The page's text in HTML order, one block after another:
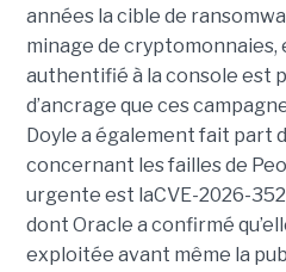
années la cible de
minage de cryptomonnaies,
authentifié à la console est
d’ancrage que ces
Doyle a également fait part
concernant les failles de
urgente est laCVE-2026-
dont Oracle a confirmé
exploitée avant même la